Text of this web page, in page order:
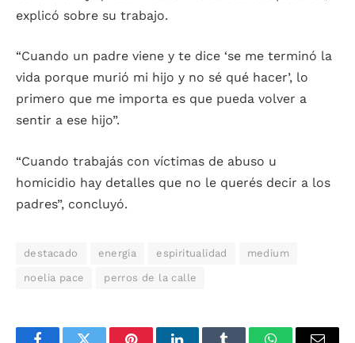
explicó sobre su trabajo.
“Cuando un padre viene y te dice ‘se me terminó la
vida porque murió mi hijo y no sé qué hacer’, lo
primero que me importa es que pueda volver a
sentir a ese hijo”.
“Cuando trabajás con víctimas de abuso u
homicidio hay detalles que no le querés decir a los
padres”, concluyó.
destacado energia espiritualidad medium
noelia pace perros de la calle